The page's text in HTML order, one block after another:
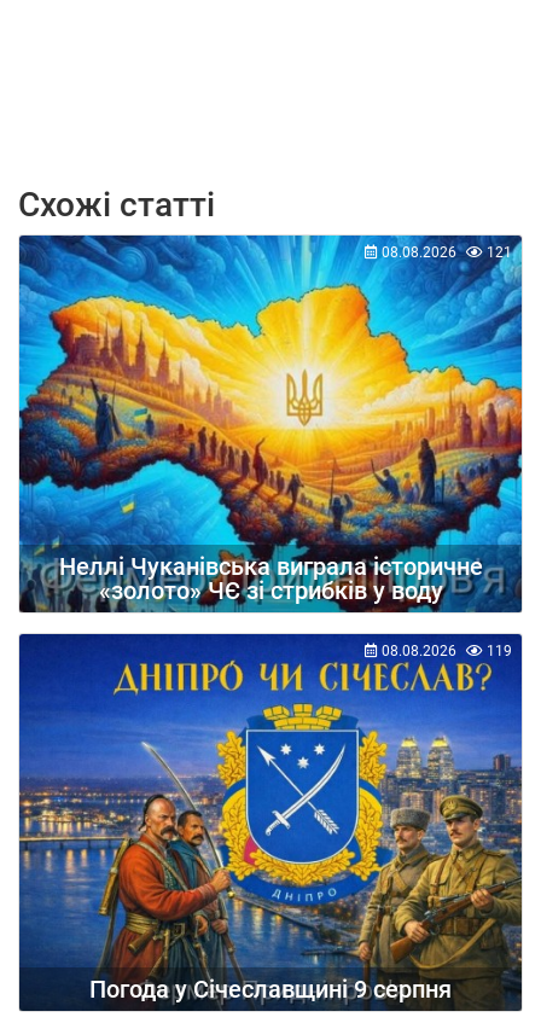
Схожі статті
Неллі Чуканівська виграла історичне
«золото» ЧЄ зі стрибків у воду
08.08.2026 121
Погода у Січеславщині 9 серпня
08.08.2026 119